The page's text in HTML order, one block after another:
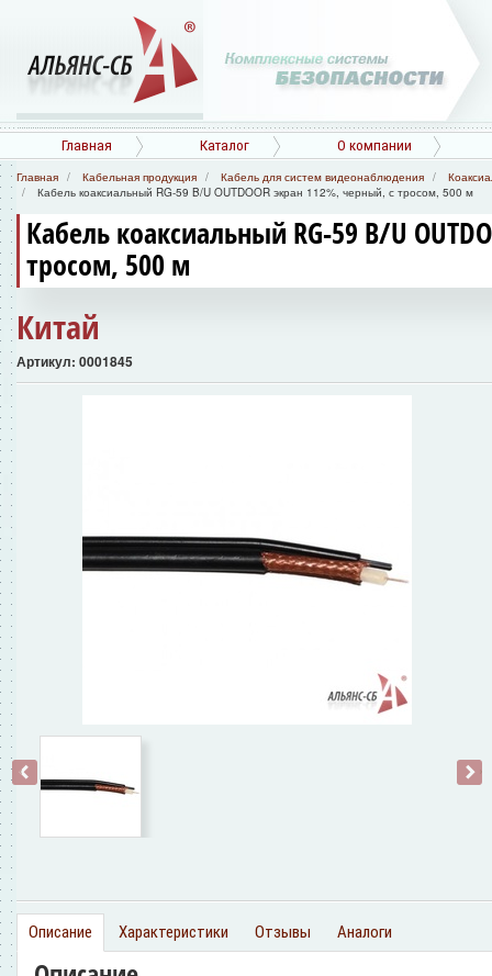
Главная Каталог О компании
Главная Кабельная продукция Кабель для систем видеонаблюдения
Кабель коаксиальный RG-59 B/U OUTDOOR экран 112%, черный, с тросом, 500 м
Кабель коаксиальный RG-59 B/U
тросом, 500 м
Китай
Артикул: 0001845
‹ ›
Описание Характеристики Отзывы Аналоги